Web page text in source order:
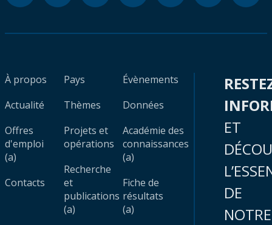
À propos
Actualité
Offres
d'emploi
(a)
Contacts
Pays
Thèmes
Projets et
opérations
Recherche
et
publications
(a)
Évènements
Données
Académie des
connaissances
(a)
Fiche de
résultats
(a)
ET
DE
NOTRE